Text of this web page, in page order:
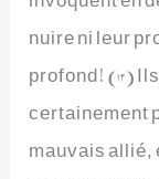
nuire ni leur
profond! (12)
certainement
mauvais allié,